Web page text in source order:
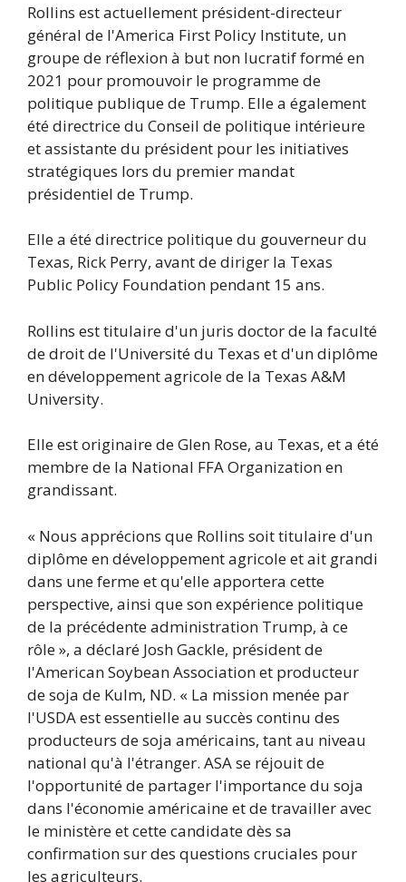
Rollins est actuellement président-directeur
général de l'America First Policy Institute, un
groupe de réflexion à but non lucratif formé en
2021 pour promouvoir le programme de
politique publique de Trump. Elle a également
été directrice du Conseil de politique intérieure
et assistante du président pour les initiatives
stratégiques lors du premier mandat
présidentiel de Trump.
Elle a été directrice politique du gouverneur du
Texas, Rick Perry, avant de diriger la Texas
Public Policy Foundation pendant 15 ans.
Rollins est titulaire d'un juris doctor de la faculté
de droit de l'Université du Texas et d'un diplôme
en développement agricole de la Texas A&M
University.
Elle est originaire de Glen Rose, au Texas, et a été
membre de la National FFA Organization en
grandissant.
« Nous apprécions que Rollins soit titulaire d'un
diplôme en développement agricole et ait grandi
dans une ferme et qu'elle apportera cette
perspective, ainsi que son expérience politique
de la précédente administration Trump, à ce
rôle », a déclaré Josh Gackle, président de
l'American Soybean Association et producteur
de soja de Kulm, ND. « La mission menée par
l'USDA est essentielle au succès continu des
producteurs de soja américains, tant au niveau
national qu'à l'étranger. ASA se réjouit de
l'opportunité de partager l'importance du soja
dans l'économie américaine et de travailler avec
le ministère et cette candidate dès sa
confirmation sur des questions cruciales pour
les agriculteurs.